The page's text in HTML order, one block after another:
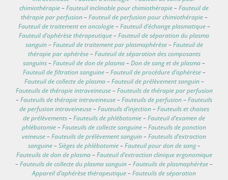
chimiothérapie–Fauteuil inclinable pour chimiothérapie–Fauteuil de
thérapie par perfusion–Fauteuil de perfusion pour chimiothérapie–
Fauteuil de traitement en oncologie–Fauteuil d’échange plasmatique–
Fauteuil d’aphérèse thérapeutique–Fauteuil de séparation du plasma
sanguin–Fauteuil de traitement par plasmaphérèse–Fauteuil de
thérapie par aphérèse–Fauteuil de séparation des composants
sanguins–Fauteuil de don de plasma–Don de sang et de plasma–
Fauteuil de filtration sanguine–Fauteuil de procédure d’aphérèse–
Fauteuil de collecte de plasma–Fauteuil de prélèvement sanguin–
Fauteuils de thérapie intraveineuse–Fauteuils de thérapie par perfusion
–Fauteuils de thérapie intraveineuse–Fauteuils de perfusion–Fauteuils
de perfusion intraveineuse–Fauteuils d’injection–Fauteuils et chaises
de prélèvements–Fauteuils de phlébotomie–Fauteuil d’examen de
phlébotomie–Fauteuils de collecte sanguine–Fauteuils de ponction
veineuse–Fauteuils de prélèvement sanguin–Fauteuils d’extraction
sanguine–Sièges de phlébotomie–Fauteuil pour don de sang–
Fauteuils de don de plasma–Fauteuil d’extraction clinique ergonomique
–Fauteuils de collecte du plasma sanguin–Fauteuils de plasmaphérèse–
Appareil d’aphérèse thérapeutique–Fauteuils de séparation